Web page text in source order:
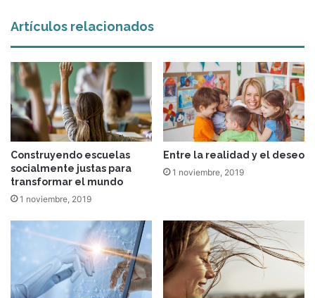
Artículos relacionados
Construyendo escuelas
socialmente justas para
transformar el mundo
1 noviembre, 2019
Entre la realidad y el deseo
1 noviembre, 2019